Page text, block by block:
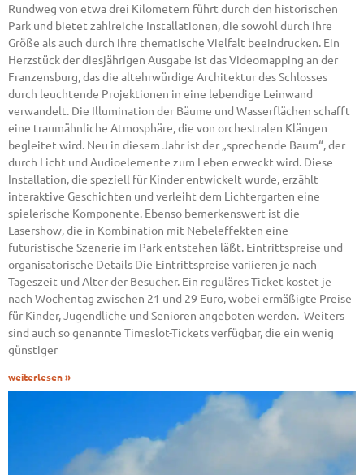
Rundweg von etwa drei Kilometern führt durch den historischen
Park und bietet zahlreiche Installationen, die sowohl durch ihre
Größe als auch durch ihre thematische Vielfalt beeindrucken. Ein
Herzstück der diesjährigen Ausgabe ist das Videomapping an der
Franzensburg, das die altehrwürdige Architektur des Schlosses
durch leuchtende Projektionen in eine lebendige Leinwand
verwandelt. Die Illumination der Bäume und Wasserflächen schafft
eine traumähnliche Atmosphäre, die von orchestralen Klängen
begleitet wird. Neu in diesem Jahr ist der „sprechende Baum“, der
durch Licht und Audioelemente zum Leben erweckt wird. Diese
Installation, die speziell für Kinder entwickelt wurde, erzählt
interaktive Geschichten und verleiht dem Lichtergarten eine
spielerische Komponente. Ebenso bemerkenswert ist die
Lasershow, die in Kombination mit Nebeleffekten eine
futuristische Szenerie im Park entstehen läßt. Eintrittspreise und
organisatorische Details Die Eintrittspreise variieren je nach
Tageszeit und Alter der Besucher. Ein reguläres Ticket kostet je
nach Wochentag zwischen 21 und 29 Euro, wobei ermäßigte Preise
für Kinder, Jugendliche und Senioren angeboten werden. Weiters
sind auch so genannte Timeslot-Tickets verfügbar, die ein wenig
günstiger
weiterlesen »